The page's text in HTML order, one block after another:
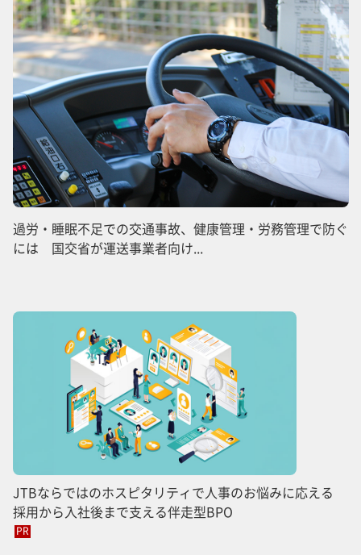
過労・睡眠不足での交通事故、健康管理・労務管理で防ぐ
には 国交省が運送事業者向け...
JTBならではのホスピタリティで人事のお悩みに応える
採用から入社後まで支える伴走型BPO
PR